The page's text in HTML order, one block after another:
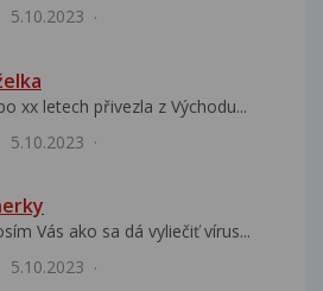
5.10.2023
xx letech přivezla z Východu...
5.10.2023
Vás ako sa dá vyliečiť vírus...
5.10.2023